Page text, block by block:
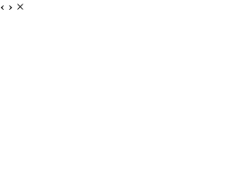
‹ › ×